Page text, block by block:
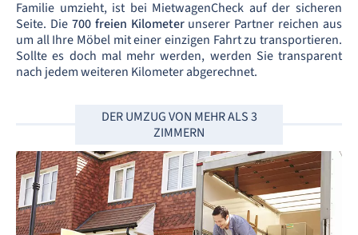
Familie umzieht, ist bei MietwagenCheck auf der sicheren
Seite. Die 700 freien Kilometer unserer Partner reichen aus
um all Ihre Möbel mit einer einzigen Fahrt zu transportieren.
Sollte es doch mal mehr werden, werden Sie transparent
nach jedem weiteren Kilometer abgerechnet.
DER UMZUG VON MEHR ALS 3
ZIMMERN